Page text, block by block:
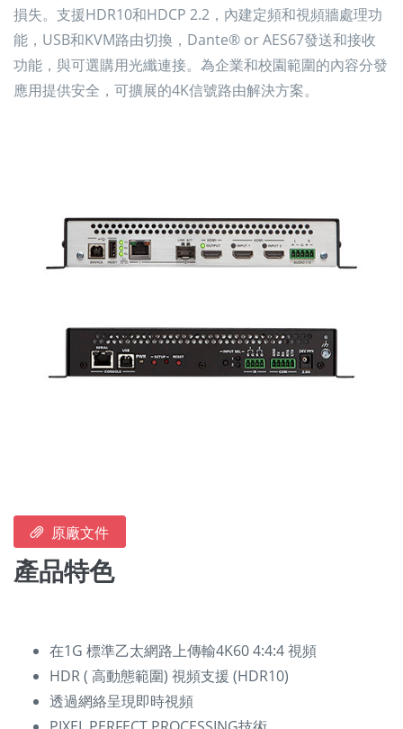
損失。支援HDR10和HDCP 2.2，內建定頻和視頻牆處理功
能，USB和KVM路由切換，Dante® or AES67發送和接收
功能，與可選購用光纖連接。為企業和校園範圍的內容分發
應用提供安全，可擴展的4K信號路由解決方案。
原廠文件
產品特色
在1G 標準乙太網路上傳輸4K60 4:4:4 視頻
HDR ( 高動態範圍) 視頻支援 (HDR10)
透過網絡呈現即時視頻